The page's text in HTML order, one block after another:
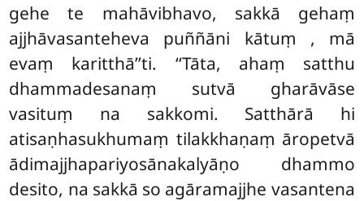
gehe te mahāvibhavo, sakkā gehaṃ
ajjhāvasanteheva puññāni kātuṃ , mā
evaṃ karitthā’’ti. ‘‘Tāta, ahaṃ satthu
dhammadesanaṃ sutvā gharāvāse
vasituṃ na sakkomi. Satthārā hi
atisaṇhasukhumaṃ tilakkhaṇaṃ āropetvā
ādimajjhapariyosānakalyāṇo dhammo
desito, na sakkā so agāramajjhe vasantena